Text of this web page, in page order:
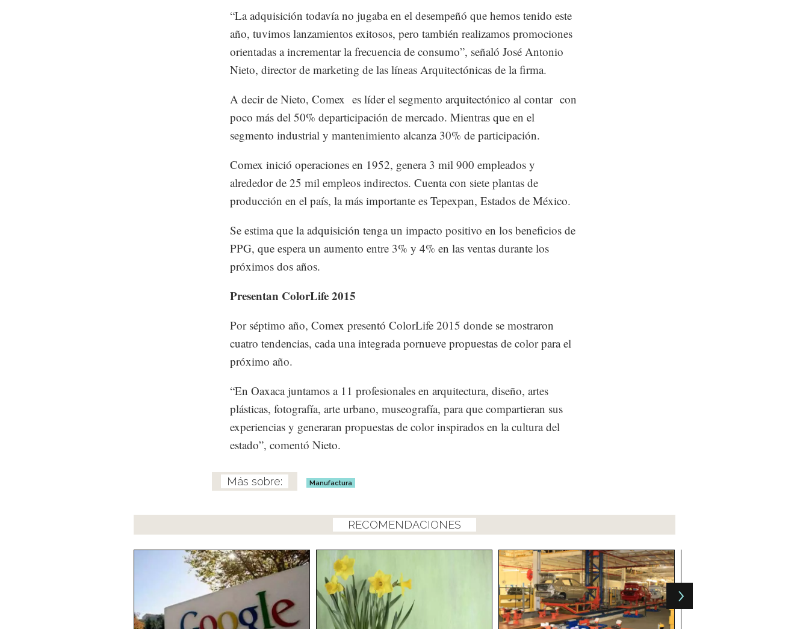
“La adquisición todavía no jugaba en el desempeñó que hemos tenido este
año, tuvimos lanzamientos exitosos, pero también realizamos promociones
orientadas a incrementar la frecuencia de consumo”, señaló José Antonio
Nieto, director de marketing de las líneas Arquitectónicas de la firma.
A decir de Nieto, Comex es líder el segmento arquitectónico al contar con
poco más del 50% departicipación de mercado. Mientras que en el
segmento industrial y mantenimiento alcanza 30% de participación.
Comex inició operaciones en 1952, genera 3 mil 900 empleados y
alrededor de 25 mil empleos indirectos. Cuenta con siete plantas de
producción en el país, la más importante es Tepexpan, Estados de México.
Se estima que la adquisición tenga un impacto positivo en los beneficios de
PPG, que espera un aumento entre 3% y 4% en las ventas durante los
próximos dos años.
Presentan ColorLife 2015
Por séptimo año, Comex presentó ColorLife 2015 donde se mostraron
cuatro tendencias, cada una integrada pornueve propuestas de color para el
próximo año.
“En Oaxaca juntamos a 11 profesionales en arquitectura, diseño, artes
plásticas, fotografía, arte urbano, museografía, para que compartieran sus
experiencias y generaran propuestas de color inspirados en la cultura del
estado”, comentó Nieto.
Manufactura
RECOMENDACIONES